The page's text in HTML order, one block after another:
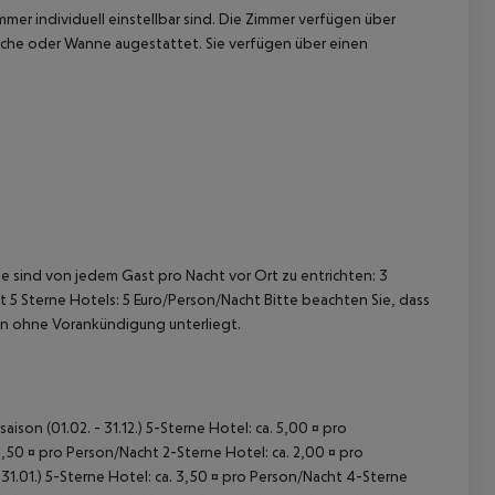
individuell einstellbar sind. Die Zimmer verfügen über
oder Wanne augestattet. Sie verfügen über einen
von jedem Gast pro Nacht vor Ort zu entrichten: 3
5 Sterne Hotels: 5 Euro/Person/Nacht Bitte beachten Sie, dass
ohne Vorankündigung unterliegt.
(01.02. - 31.12.) 5-Sterne Hotel: ca. 5,00 ¤ pro
¤ pro Person/Nacht 2-Sterne Hotel: ca. 2,00 ¤ pro
5-Sterne Hotel: ca. 3,50 ¤ pro Person/Nacht 4-Sterne